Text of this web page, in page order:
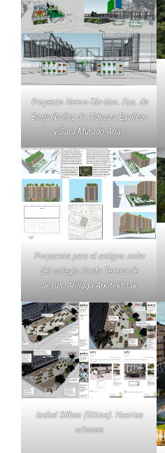
Proyecto Heros-Tác-tico. Fco. de
Borja Ibañez de Aldecoa Eguileor
y Sara Murado Arias
Propuesta para el antiguo solar
del colegio Santa Teresa de
Jesús. Arillaga Arkitektoak
Isabel Bilbao (Gitma). Huertas
urbanas